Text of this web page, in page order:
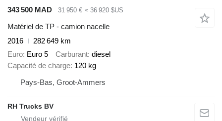
343 500 MAD 31 950 € ≈ 36 920 $US
Matériel de TP - camion nacelle
2016
282 649 km
Euro Euro 5 Carburant diesel
Capacité de charge 120 kg
Pays-Bas, Groot-Ammers
RH Trucks BV